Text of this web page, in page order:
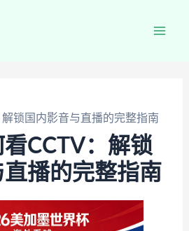
锁国内影音与直播的完整指南
CCTV：解锁
直播的完整指南